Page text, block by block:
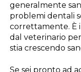
generalmente
problemi dentali
correttamente. È
dal veterinario
stia crescendo
Se sei pronto ad